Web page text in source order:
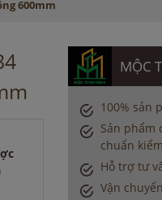
600mm
MỘC
100% sản
Sản phẩm
chuẩn
Hỗ trợ tư
Vận